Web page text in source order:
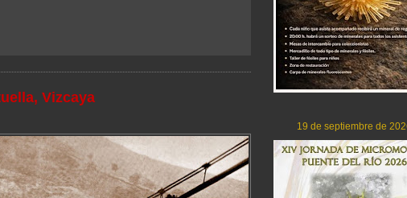
Vizcaya
19 de septiembre de